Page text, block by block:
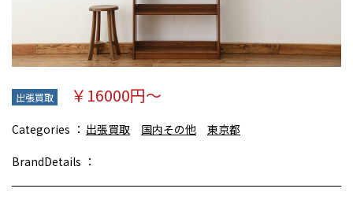
出張買取 ￥16000円～
Categories 出張買取 国内その他 東京都
BrandDetails